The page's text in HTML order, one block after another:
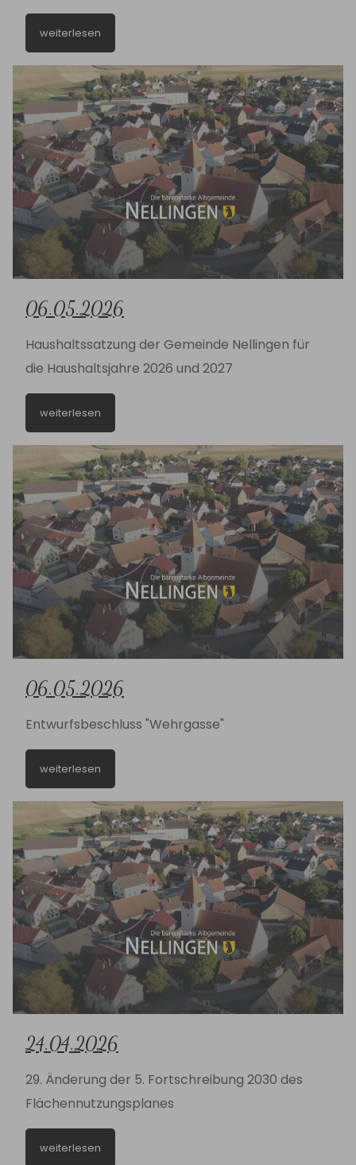
weiterlesen
06.05.2026
Haushaltssatzung der Gemeinde Nellingen für
die Haushaltsjahre 2026 und 2027
weiterlesen
06.05.2026
Entwurfsbeschluss "Wehrgasse"
weiterlesen
24.04.2026
29. Änderung der 5. Fortschreibung 2030 des
Flächennutzungsplanes
weiterlesen